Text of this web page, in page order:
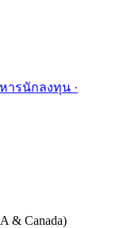
ารนักลงทุน ·
& Canada)